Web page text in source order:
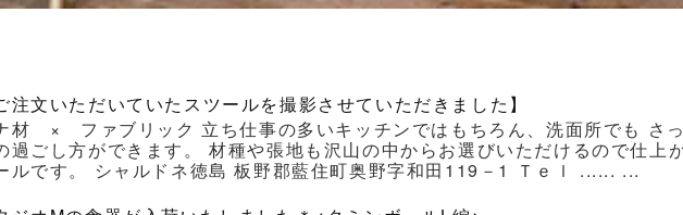
注文いただいていたスツールを撮影させていただきました】
材 × ファブリック 立ち仕事の多いキッチンではもちろん、洗面所でも さ
過ごし方ができます。 材種や張地も沢山の中からお選びいただけるので仕上
ルです。 シャルドネ徳島 板野郡藍住町奥野字和田119－1 Ｔｅｌ ...... ...